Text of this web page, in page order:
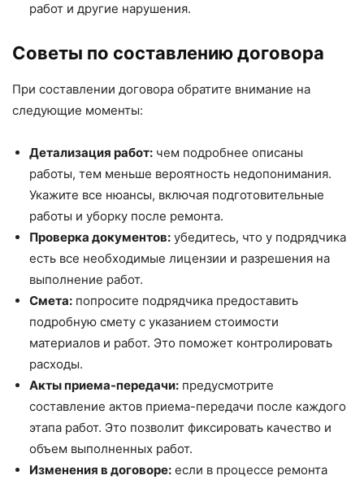
работ и другие нарушения.
Советы по составлению договора
При составлении договора обратите внимание на
следующие моменты:
Детализация работ: чем подробнее описаны
работы, тем меньше вероятность недопонимания.
Укажите все нюансы, включая подготовительные
работы и уборку после ремонта.
Проверка документов: убедитесь, что у подрядчика
есть все необходимые лицензии и разрешения на
выполнение работ.
Смета: попросите подрядчика предоставить
подробную смету с указанием стоимости
материалов и работ. Это поможет контролировать
расходы.
Акты приема-передачи: предусмотрите
составление актов приема-передачи после каждого
этапа работ. Это позволит фиксировать качество и
объем выполненных работ.
Изменения в договоре: если в процессе ремонта